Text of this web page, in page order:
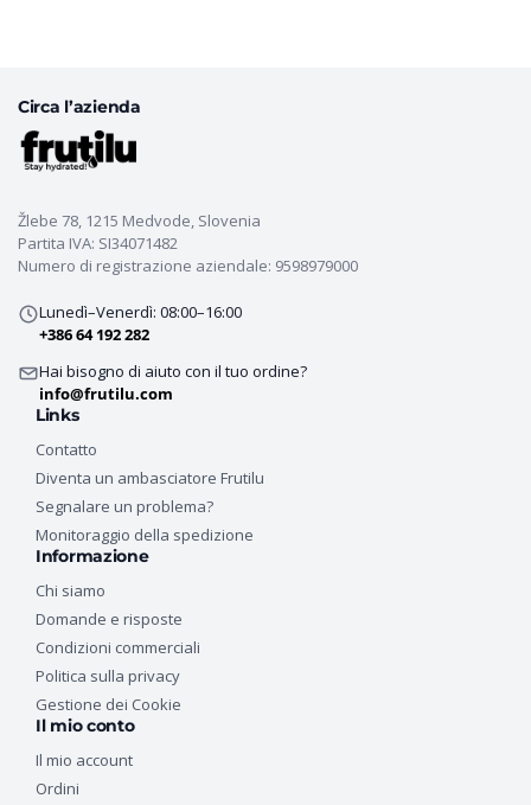
Circa l’azienda
Žlebe 78, 1215 Medvode, Slovenia
Partita IVA: SI34071482
Numero di registrazione aziendale: 9598979000
Lunedì–Venerdì: 08:00–16:00
+386 64 192 282
Hai bisogno di aiuto con il tuo ordine?
info@frutilu.com
Links
Contatto
Diventa un ambasciatore Frutilu
Segnalare un problema?
Monitoraggio della spedizione
Informazione
Chi siamo
Domande e risposte
Condizioni commerciali
Politica sulla privacy
Gestione dei Cookie
Il mio conto
Il mio account
Ordini